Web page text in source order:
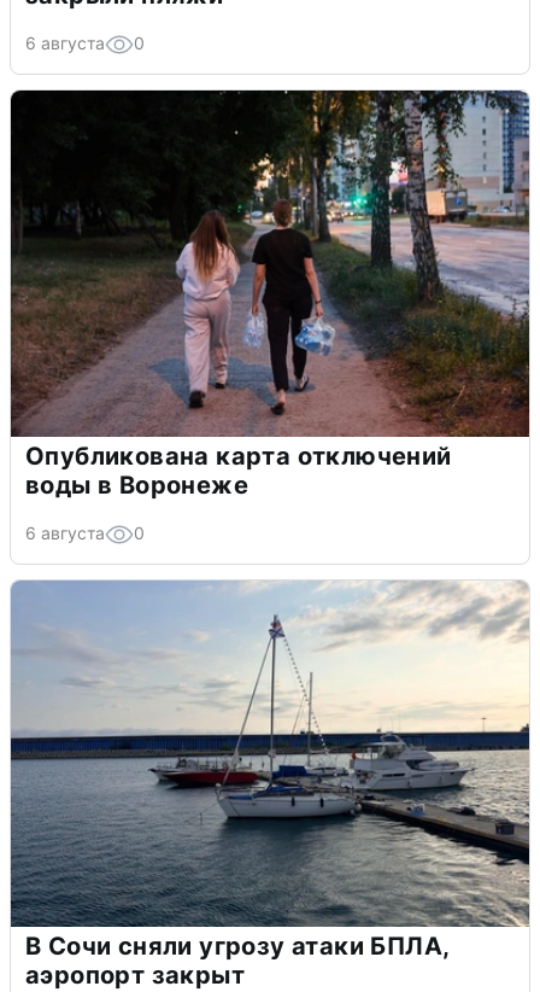
6 августа 0
Опубликована карта отключений
воды в Воронеже
6 августа 0
В Сочи сняли угрозу атаки БПЛА,
аэропорт закрыт